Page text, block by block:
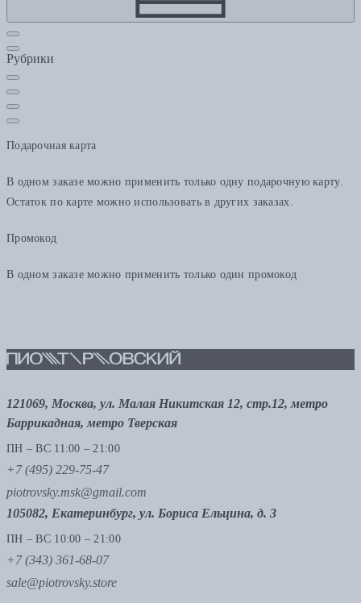
Рубрики
Подарочная карта
В одном заказе можно применить только одну подарочную карту.
Остаток по карте можно использовать в других заказах.
Промокод
В одном заказе можно применить только один промокод
121069, Москва, ул. Малая Никитская 12, стр.12, метро
Баррикадная, метро Тверская
ПН – ВС 11:00 – 21:00
+7 (495) 229-75-47
piotrovsky.msk@gmail.com
105082, Екатеринбург, ул. Бориса Ельцина, д. 3
ПН – ВС 10:00 – 21:00
+7 (343) 361-68-07
sale@piotrovsky.store